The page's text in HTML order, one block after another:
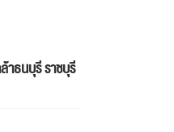
าธนบุรี ราชบุรี